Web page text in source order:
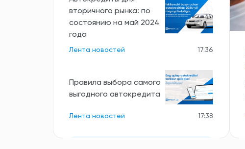
вторичного рынка: по
состоянию на май 2024
года
Лента новостей 17:36
Правила выбора самого
выгодного автокредита
Лента новостей 17:38